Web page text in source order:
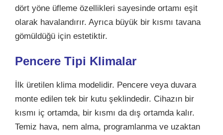
dört yöne üfleme özellikleri sayesinde ortamı eşit
olarak havalandırır. Ayrıca büyük bir kısmı tavana
gömüldüğü için estetiktir.
Pencere Tipi Klimalar
İlk üretilen klima modelidir. Pencere veya duvara
monte edilen tek bir kutu şeklindedir. Cihazın bir
kısmı iç ortamda, bir kısmı da dış ortamda kalır.
Temiz hava, nem alma, programlanma ve uzaktan